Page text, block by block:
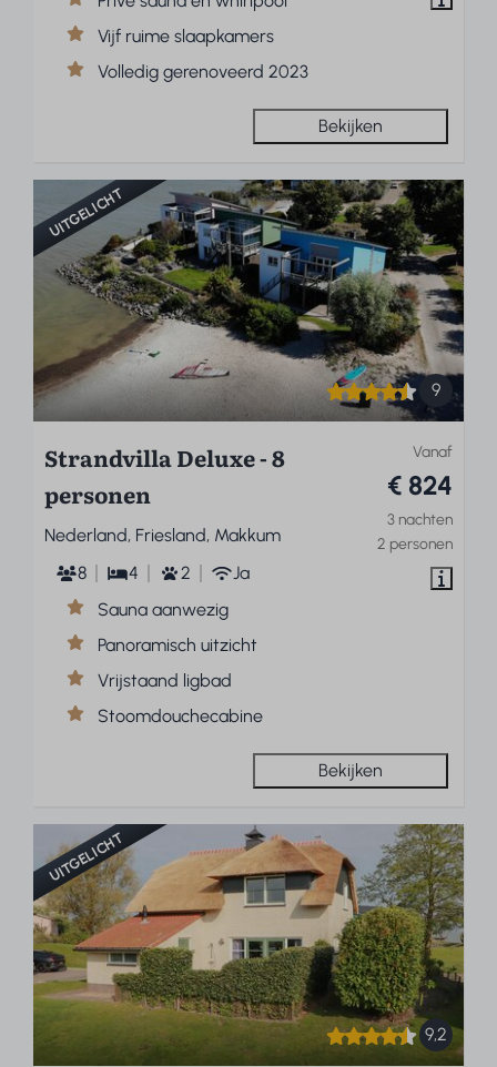
Vijf ruime slaapkamers
Volledig gerenoveerd 2023
Bekijken
UITGELICHT
9
Vanaf
€ 824
3 nachten
2 personen
Strandvilla Deluxe - 8
personen
Nederland, Friesland, Makkum
8
4 2
Ja
Sauna aanwezig
Panoramisch uitzicht
Vrijstaand ligbad
Stoomdouchecabine
Bekijken
UITGELICHT
9,2